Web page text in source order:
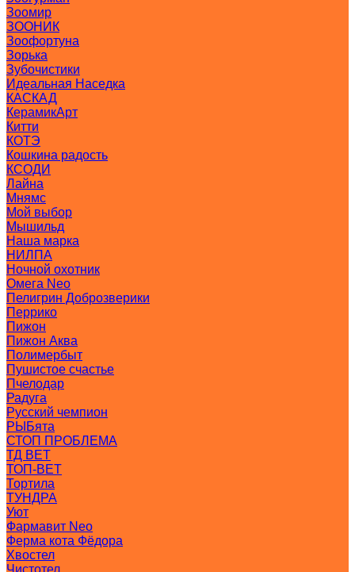
Зоомир
ЗООНИК
Зоофортуна
Зорька
Зубочистики
Идеальная Наседка
КАСКАД
КерамикАрт
Китти
КОТЭ
Кошкина радость
КСОДИ
Лайна
Мнямс
Мой выбор
Мышильд
Наша марка
НИЛПА
Ночной охотник
Омега Neo
Пелигрин Доброзверики
Перрико
Пижон
Пижон Аква
Полимербыт
Пушистое счастье
Пчелодар
Радуга
Русский чемпион
РЫБята
СТОП ПРОБЛЕМА
ТД ВЕТ
ТОП-ВЕТ
Тортила
ТУНДРА
Уют
Фармавит Neo
Ферма кота Фёдора
Хвостел
Чистотел